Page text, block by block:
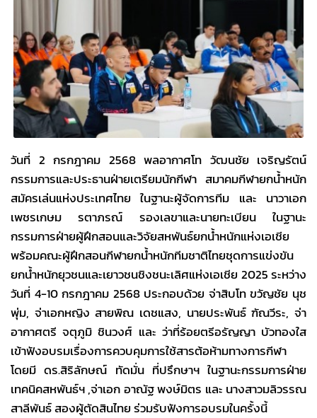
วันที่ 2 กรกฎาคม 2568 พลอากาศโท วัฒนชัย เจริญรัตน์
กรรมการและประธานฝ่ายเตรียมนักกีฬา สมาคมกีฬายกน้ำหนัก
สมัครเล่นแห่งประเทศไทย ในฐานะผู้จัดการทีม และ นาวาเอก
เพชรเกษม รตาภรณ์ รองเลขาและนายทะเบียน ในฐานะ
กรรมการฝ่ายผู้ฝึกสอนและวิจัยสหพันธ์ยกน้ำหนักแห่งเอเชีย
พร้อมคณะผู้ฝึกสอนกีฬายกน้ำหนักทีมชาติไทยชุดการแข่งขัน
ยกน้ำหนักยุวชนและเยาวชนชิงชนะเลิศแห่งเอเชีย 2025 ระหว่าง
วันที่ 4-10 กรกฎาคม 2568 ประกอบด้วย จ่าสิบโท ขวัญชัย นุช
พุ่ม, จ่าเอกหญิง สายพิณ เดชแสง, นายประพันธ์ ฑัณวีระ, จ่า
อากาศตรี จตุภูมิ ชินวงศ์ และ ว่าที่ร้อยตรีอรัญญา บัวทองใส
เข้าฟังอบรมเรื่องการควบคุมการใช้สารต้อห้ามทางการกีฬา
โดยมี ดร.สิริลักษณ์ ทัดมั่น ที่ปรึกษาฯ ในฐานะกรรมการฝ่าย
เทคนิคสหพันธ์ฯ ,จ่าเอก อาณัฐ พงษ์มิตร และ นางสาวมลิวรรณ
สาลีพันธ์ สองผู้ตัดสินไทย ร่วมรับฟังการอบรมในครั้งนี้